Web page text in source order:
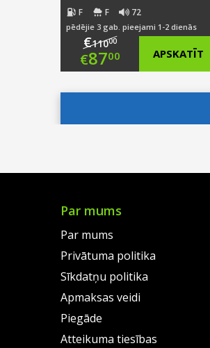
F F 72
pēdējie 3 gab. pieejami 1-2 dienās
€11000
Original
€8700 APSKATĪT
Par mums
Par mums
Privātuma politika
Sīkdatņu politika
Apmaksas veidi
Piegāde
Atteikuma tiesības